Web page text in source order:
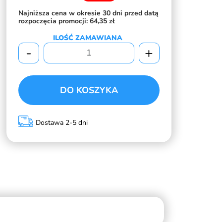
Najniższa cena w okresie 30 dni przed datą
rozpoczęcia promocji:64,35 zł
ILOŚĆ ZAMAWIANA
- +
DO KOSZYKA
Dostawa 2-5 dni